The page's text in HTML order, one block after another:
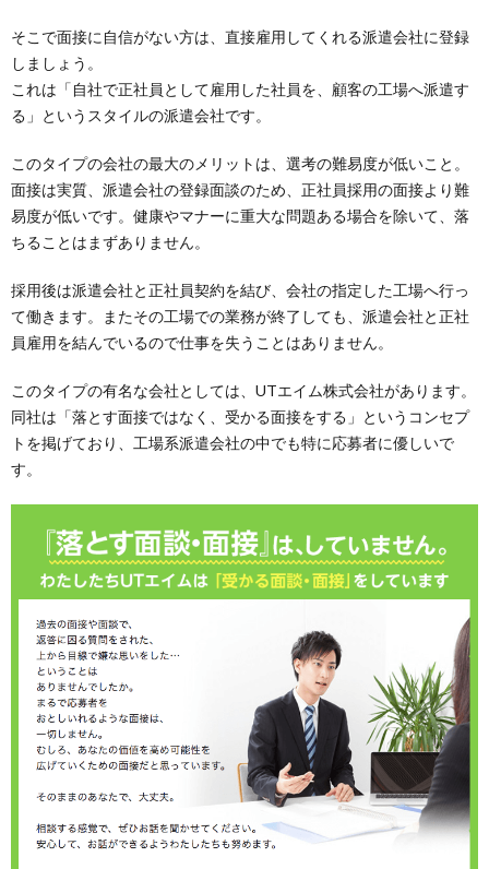
そこで面接に自信がない方は、直接雇用してくれる派遣会社に登録
しましょう。
これは「自社で正社員として雇用した社員を、顧客の工場へ派遣す
る」というスタイルの派遣会社です。
このタイプの会社の最大のメリットは、選考の難易度が低いこと。
面接は実質、派遣会社の登録面談のため、正社員採用の面接より難
易度が低いです。健康やマナーに重大な問題ある場合を除いて、落
ちることはまずありません。
採用後は派遣会社と正社員契約を結び、会社の指定した工場へ行っ
て働きます。またその工場での業務が終了しても、派遣会社と正社
員雇用を結んでいるので仕事を失うことはありません。
このタイプの有名な会社としては、UTエイム株式会社があります。
同社は「落とす面接ではなく、受かる面接をする」というコンセプ
トを掲げており、工場系派遣会社の中でも特に応募者に優しいで
す。